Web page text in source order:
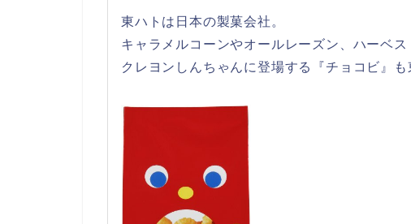
東ハトは日本の製菓会社。
キャラメルコーンやオールレーズン、ハーベス
クレヨンしんちゃんに登場する『チョコビ』も